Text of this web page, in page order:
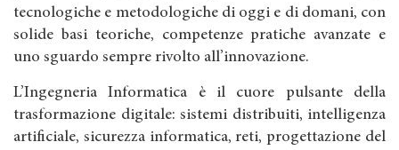
tecnologiche e metodologiche di oggi e di domani, con
solide basi teoriche, competenze pratiche avanzate e
uno sguardo sempre rivolto all’innovazione.
L’Ingegneria Informatica è il cuore pulsante della
trasformazione digitale: sistemi distribuiti, intelligenza
artificiale, sicurezza informatica, reti, progettazione del